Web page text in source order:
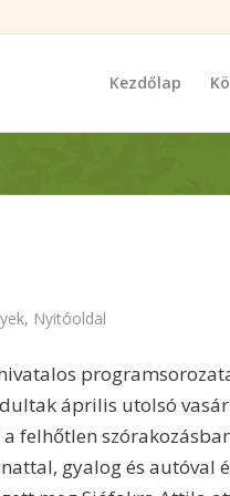
Kezdőlap
, Nyitóoldal
április utolsó
felhőtlen
gyalog és autóval